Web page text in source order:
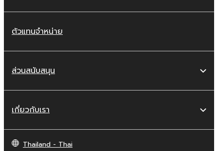
ตัวแทนจำหน่าย
ส่วนสนับสนุน
เกี่ยวกับเรา
Thailand - Thai